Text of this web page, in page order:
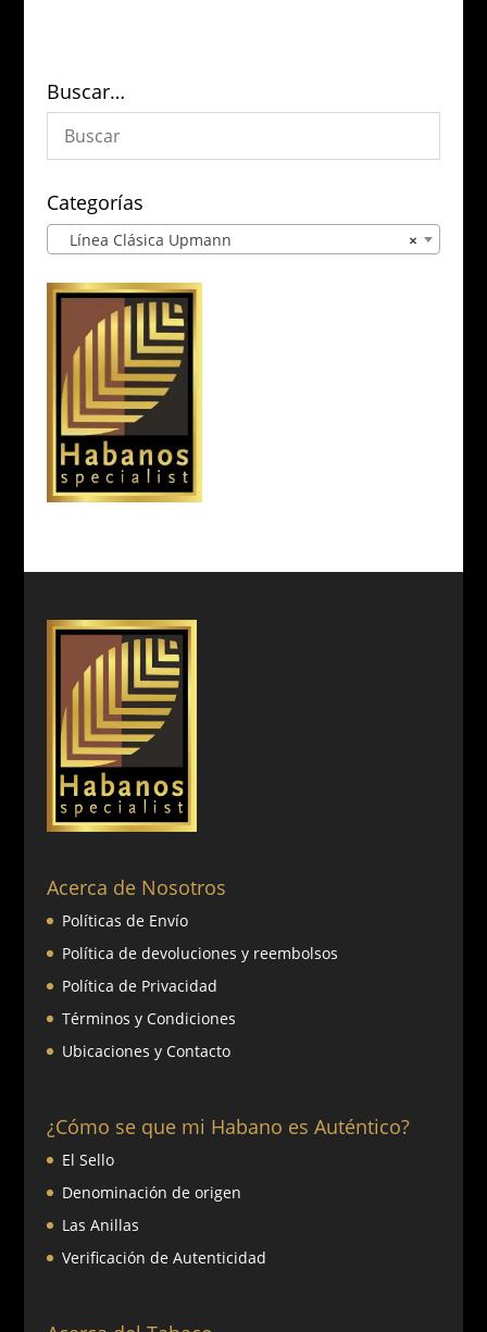
Buscar…
Categorías
×
Línea Clásica Upmann
Acerca de Nosotros
Políticas de Envío
Política de devoluciones y reembolsos
Política de Privacidad
Términos y Condiciones
Ubicaciones y Contacto
¿Cómo se que mi Habano es Auténtico?
El Sello
Denominación de origen
Las Anillas
Verificación de Autenticidad